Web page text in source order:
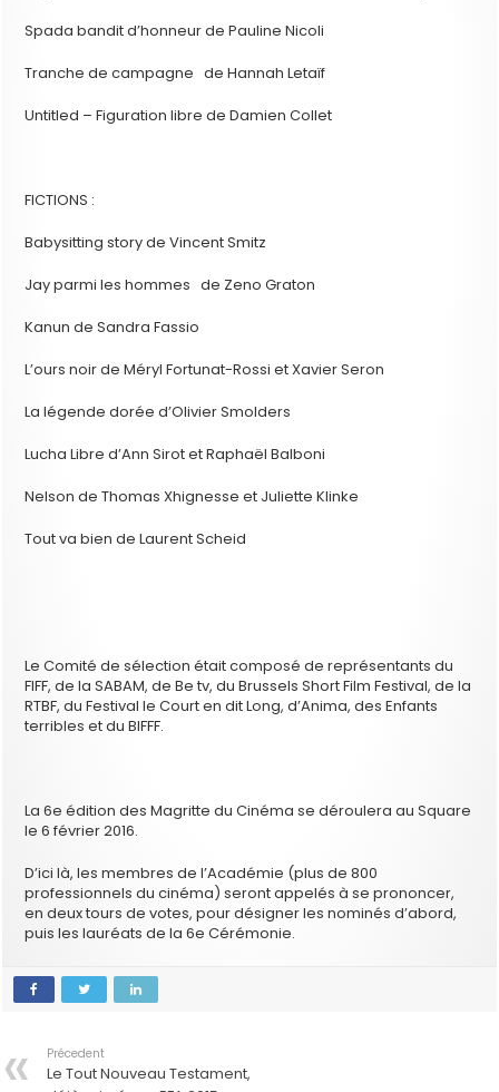
Spada bandit d’honneur de Pauline Nicoli
Tranche de campagne de Hannah Letaïf
Untitled – Figuration libre de Damien Collet
FICTIONS :
Babysitting story de Vincent Smitz
Jay parmi les hommes de Zeno Graton
Kanun de Sandra Fassio
L’ours noir de Méryl Fortunat-Rossi et Xavier Seron
La légende dorée d’Olivier Smolders
Lucha Libre d’Ann Sirot et Raphaël Balboni
Nelson de Thomas Xhignesse et Juliette Klinke
Tout va bien de Laurent Scheid
Le Comité de sélection était composé de représentants du
FIFF, de la SABAM, de Be tv, du Brussels Short Film Festival, de la
RTBF, du Festival le Court en dit Long, d’Anima, des Enfants
terribles et du BIFFF.
La 6e édition des Magritte du Cinéma se déroulera au Square
le 6 février 2016.
D’ici là, les membres de l’Académie (plus de 800
professionnels du cinéma) seront appelés à se prononcer,
en deux tours de votes, pour désigner les nominés d’abord,
puis les lauréats de la 6e Cérémonie.
Précedent
Le Tout Nouveau Testament,